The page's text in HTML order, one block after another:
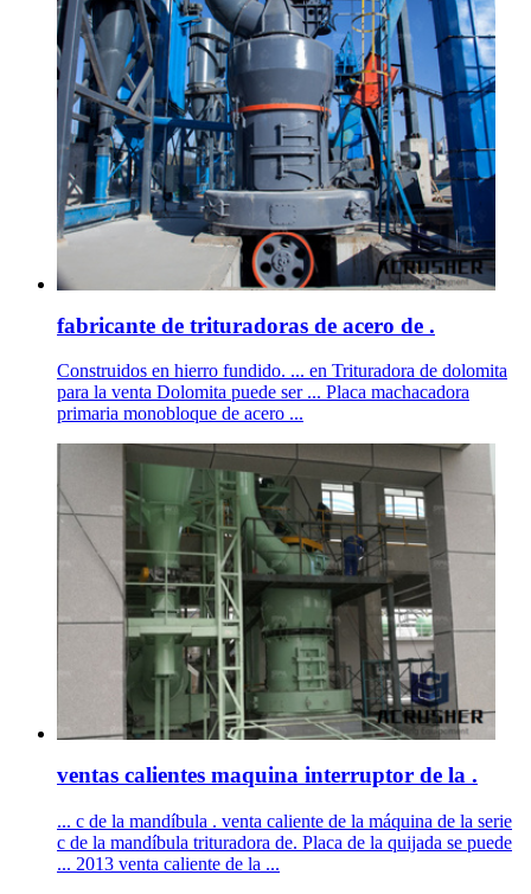
fabricante de trituradoras de acero de .
Construidos en hierro fundido. ... en Trituradora de dolomita
para la venta Dolomita puede ser ... Placa machacadora
primaria monobloque de acero ...
ventas calientes maquina interruptor de la .
... c de la mandíbula . venta caliente de la máquina de la serie
c de la mandíbula trituradora de. Placa de la quijada se puede
... 2013 venta caliente de la ...